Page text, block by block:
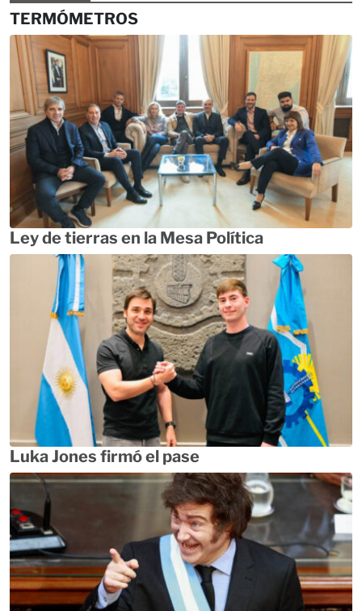
TERMÓMETROS
Ley de tierras en la Mesa Política
Luka Jones firmó el pase